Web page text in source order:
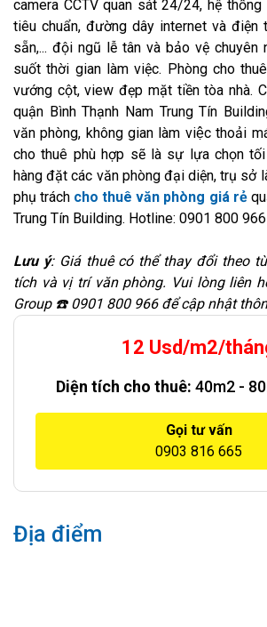
camera CCTV quan sát 24/24, hệ
tiêu chuẩn, đường dây internet và
sẵn,... đội ngũ lễ tân và bảo vệ chuyên
suốt thời gian làm việc. Phòng cho
vướng cột, view đẹp mặt tiền tòa nhà.
quận Bình Thạnh Nam Trung Tín
văn phòng, không gian làm việc thoải
cho thuê phù hợp sẽ là sự lựa chọn
hàng đặt các văn phòng đại diện, trụ sở
phụ trách cho thuê văn phòng giá rẻ
Trung Tín Building. Hotline: 0901 800 966
Lưu ý: Giá thuê có thể thay đổi theo
tích và vị trí văn phòng. Vui lòng liên
Group ☎️ 0901 800 966 để cập nhật
12 Usd/m2/
Diện tích cho thuê: 40m2 -
Gọi tư vấn
0903 816 665
Địa điểm